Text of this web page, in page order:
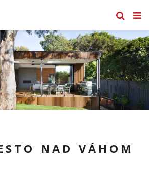
NAD VÁHOM